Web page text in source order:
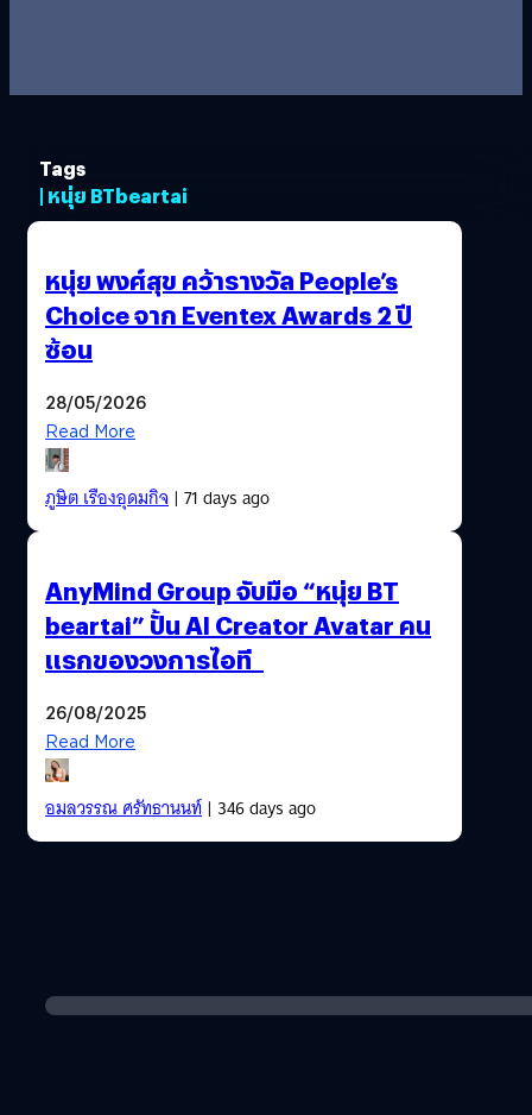
Tags
| หนุ่ย BTbeartai
หนุ่ย พงศ์สุข คว้ารางวัล People’s
Choice จาก Eventex Awards 2 ปี
ซ้อน
28/05/2026
Read More
ภูษิต เรืองอุดมกิจ| 71 days ago
AnyMind Group จับมือ “หนุ่ย BT
beartai” ปั้น AI Creator Avatar คน
แรกของวงการไอที
26/08/2025
Read More
อมลวรรณ ศรัทธานนท์| 346 days ago